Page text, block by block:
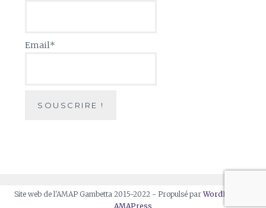
Email*
Site web de l'AMAP Gambetta 2015-2022 - Propulsé parWordPress
AMAPress